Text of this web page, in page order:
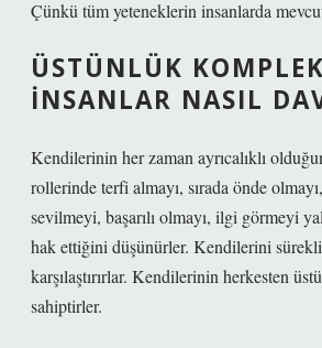
Çünkü tüm yeteneklerin insanlarda
ÜSTÜNLÜK
INSANLAR NASIL
Kendilerinin her zaman ayrıcalıklı
rollerinde terfi almayı, sırada önde
sevilmeyi, başarılı olmayı, ilgi görmeyi
hak ettiğini düşünürler. Kendilerini
karşılaştırırlar. Kendilerinin herkesten
sahiptirler.